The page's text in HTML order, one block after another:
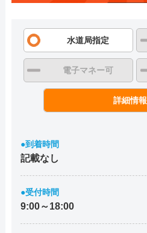
水道局指定
電子マネー可
詳細情報
●到着時間
記載なし
●受付時間
9:00～18:00